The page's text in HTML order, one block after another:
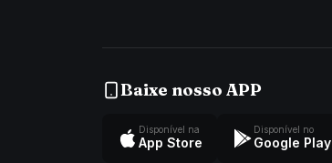
Baixe nosso APP
Disponível na
App Store
Disponível no
Google Play